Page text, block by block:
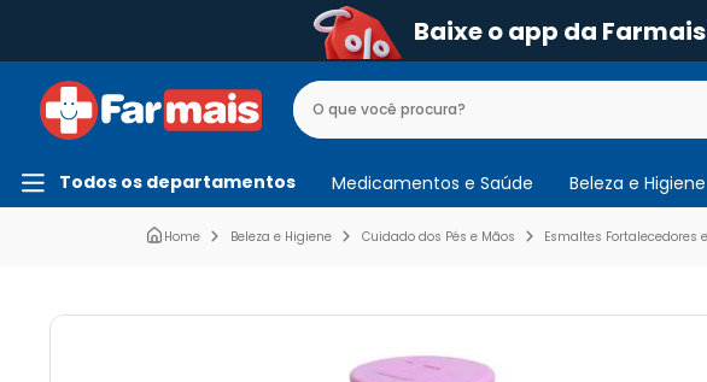
Baixe o app da
Todos os departamentos Medicamentos e Saúde Beleza e Higiene
Beleza e Higiene Cuidado dos Pés e Mãos Esmaltes Fortalecedores